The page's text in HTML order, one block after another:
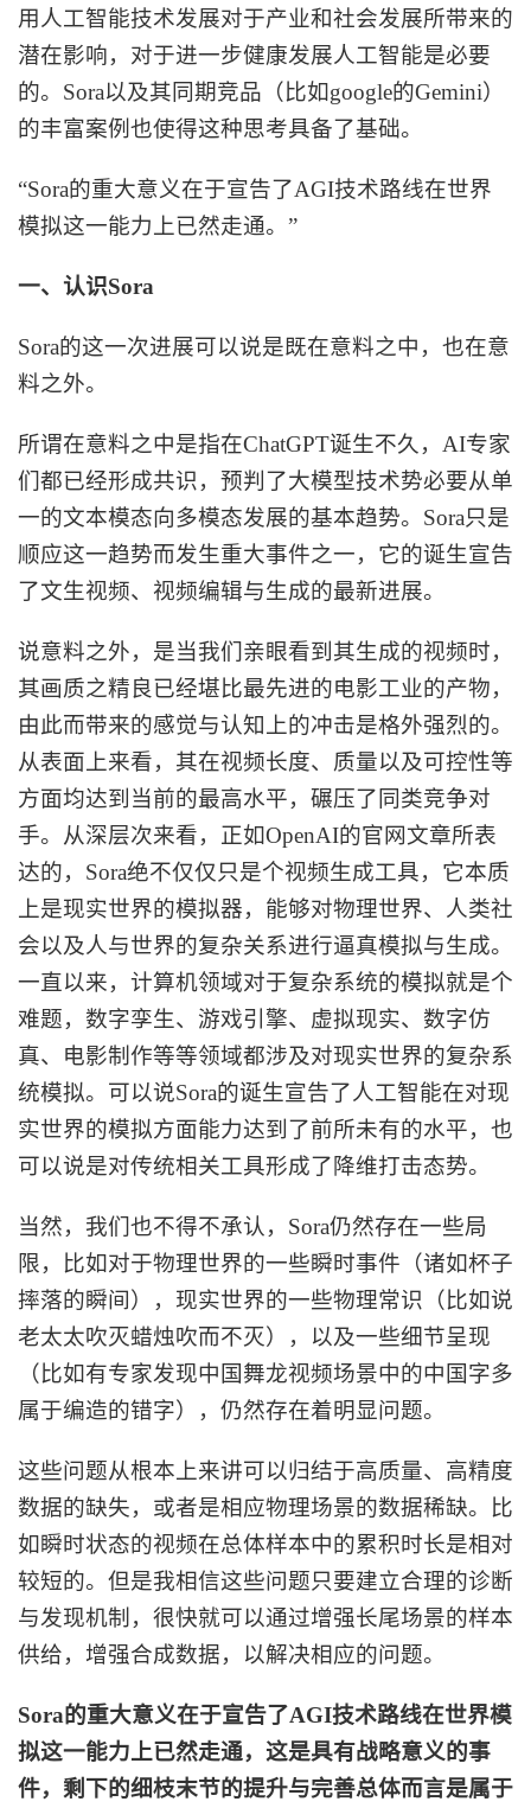
用人工智能技术发展对于产业和社会发展所带来的
潜在影响，对于进一步健康发展人工智能是必要
的。Sora以及其同期竞品（比如google的Gemini）
的丰富案例也使得这种思考具备了基础。
“Sora的重大意义在于宣告了AGI技术路线在世界
模拟这一能力上已然走通。”
一、认识Sora
Sora的这一次进展可以说是既在意料之中，也在意
料之外。
所谓在意料之中是指在ChatGPT诞生不久，AI专家
们都已经形成共识，预判了大模型技术势必要从单
一的文本模态向多模态发展的基本趋势。Sora只是
顺应这一趋势而发生重大事件之一，它的诞生宣告
了文生视频、视频编辑与生成的最新进展。
说意料之外，是当我们亲眼看到其生成的视频时，
其画质之精良已经堪比最先进的电影工业的产物，
由此而带来的感觉与认知上的冲击是格外强烈的。
从表面上来看，其在视频长度、质量以及可控性等
方面均达到当前的最高水平，碾压了同类竞争对
手。从深层次来看，正如OpenAI的官网文章所表
达的，Sora绝不仅仅只是个视频生成工具，它本质
上是现实世界的模拟器，能够对物理世界、人类社
会以及人与世界的复杂关系进行逼真模拟与生成。
一直以来，计算机领域对于复杂系统的模拟就是个
难题，数字孪生、游戏引擎、虚拟现实、数字仿
真、电影制作等等领域都涉及对现实世界的复杂系
统模拟。可以说Sora的诞生宣告了人工智能在对现
实世界的模拟方面能力达到了前所未有的水平，也
可以说是对传统相关工具形成了降维打击态势。
当然，我们也不得不承认， Sora仍然存在一些局
限，比如对于物理世界的一些瞬时事件（诸如杯子
摔落的瞬间），现实世界的一些物理常识（比如说
老太太吹灭蜡烛吹而不灭），以及一些细节呈现
（比如有专家发现中国舞龙视频场景中的中国字多
属于编造的错字），仍然存在着明显问题。
这些问题从根本上来讲可以归结于高质量、高精度
数据的缺失，或者是相应物理场景的数据稀缺。比
如瞬时状态的视频在总体样本中的累积时长是相对
较短的。但是我相信这些问题只要建立合理的诊断
与发现机制，很快就可以通过增强长尾场景的样本
供给，增强合成数据，以解决相应的问题。
Sora的重大意义在于宣告了AGI技术路线在世界模
拟这一能力上已然走通，这是具有战略意义的事
件，剩下的细枝末节的提升与完善总体而言是属于